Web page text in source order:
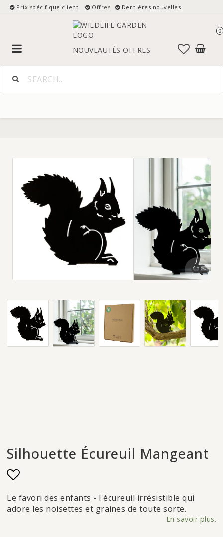
Prix spécifique client Offres Dernières nouvelles
NOUVEAUTÉS OFFRES
0
Toggle
navigation
Silhouette Écureuil Mangeant
Add to list of favorites
Le favori des enfants - l'écureuil irrésistible qui
adore les noisettes et graines de toute sorte.
En savoir plus.